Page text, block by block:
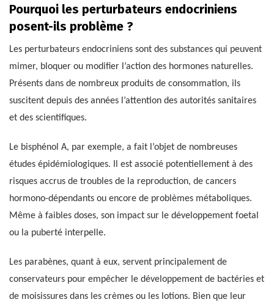
Pourquoi les perturbateurs endocriniens
posent-ils problème ?
Les perturbateurs endocriniens sont des substances qui peuvent
mimer, bloquer ou modifier l’action des hormones naturelles.
Présents dans de nombreux produits de consommation, ils
suscitent depuis des années l’attention des autorités sanitaires
et des scientifiques.
Le bisphénol A, par exemple, a fait l’objet de nombreuses
études épidémiologiques. Il est associé potentiellement à des
risques accrus de troubles de la reproduction, de cancers
hormono-dépendants ou encore de problèmes métaboliques.
Même à faibles doses, son impact sur le développement foetal
ou la puberté interpelle.
Les parabènes, quant à eux, servent principalement de
conservateurs pour empêcher le développement de bactéries et
de moisissures dans les crèmes ou les lotions. Bien que leur